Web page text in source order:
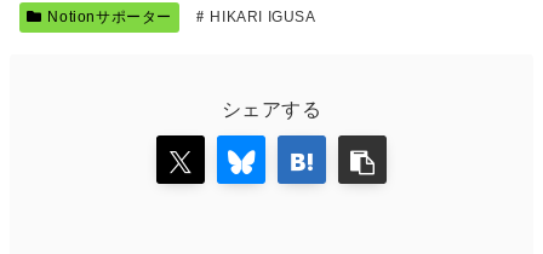
Notionサポーター HIKARI IGUSA
シェアする